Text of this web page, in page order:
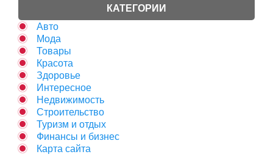
КАТЕГОРИИ
Авто
Мода
Товары
Красота
Здоровье
Интересное
Недвижимость
Строительство
Туризм и отдых
Финансы и бизнес
Карта сайта